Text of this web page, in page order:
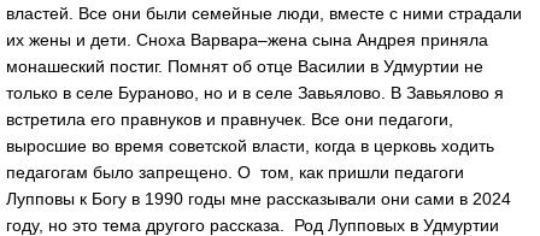
властей. Все они были семейные люди, вместе с ними страдали
их жены и дети. Сноха Варвара–жена сына Андрея приняла
монашеский постиг. Помнят об отце Василии в Удмуртии не
только в селе Бураново, но и в селе Завьялово. В Завьялово я
встретила его правнуков и правнучек. Все они педагоги,
выросшие во время советской власти, когда в церковь ходить
педагогам было запрещено. О том, как пришли педагоги
Лупповы к Богу в 1990 годы мне рассказывали они сами в 2024
году, но это тема другого рассказа. Род Лупповых в Удмуртии